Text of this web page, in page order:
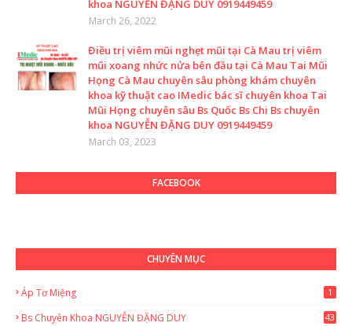
khoa NGUYỄN ĐẶNG DUY 0919449459
March 26, 2022
Điều trị viêm mũi nghẹt mũi tại Cà Mau trị viêm
mũi xoang nhức nửa bên đầu tại Cà Mau Tai Mũi
Họng Cà Mau chuyên sâu phòng khám chuyên
khoa kỹ thuật cao IMedic bác sĩ chuyên khoa Tai
Mũi Họng chuyên sâu Bs Quốc Bs Chi Bs chuyên
khoa NGUYỄN ĐẶNG DUY 0919449459
March 03, 2023
FACEBOOK
CHUYÊN MỤC
Áp Tơ Miệng 1
Bs Chuyên Khoa NGUYỄN ĐẶNG DUY
43